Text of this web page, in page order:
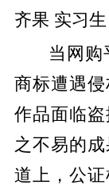
齐果 实习
当网
商标遭遇侵
作品面临
之不易的
道上，公